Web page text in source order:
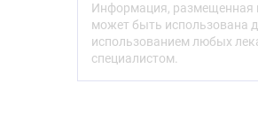
У человека
Ривароксабан
и хорошо коррелирует с
используется набор
будут отличаться. ПВ
Информация, размещенная
может быть использована
использованием любых
специалистом.